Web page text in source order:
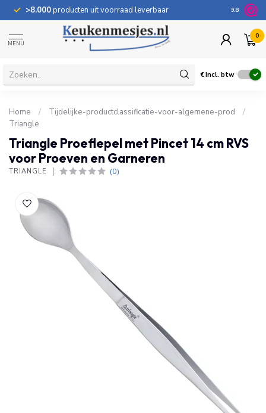
>8.000producten uit voorraad leverbaar 100
9.8
MENU
0
€Incl. btw
Home / Tijdelijke-productclassificatie-voor-algemene-prod
/
Triangle
Triangle Proeflepel met Pincet 14 cm RVS
voor Proeven en Garneren
TRIANGLE (0)